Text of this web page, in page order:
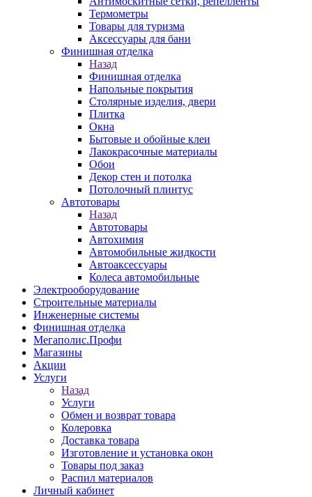
Термометры
Товары для туризма
Аксессуары для бани
Финишная отделка
Назад
Финишная отделка
Напольные покрытия
Столярные изделия, двери
Плитка
Окна
Бытовые и обойные клеи
Лакокрасочные материалы
Обои
Декор стен и потолка
Потолочный плинтус
Автотовары
Назад
Автотовары
Автохимия
Автомобильные жидкости
Автоаксессуары
Колеса автомобильные
Электрооборудование
Строительные материалы
Инженерные системы
Финишная отделка
Мегаполис.Профи
Магазины
Акции
Услуги
Назад
Услуги
Обмен и возврат товара
Колеровка
Доставка товара
Изготовление и установка окон
Товары под заказ
Распил материалов
Личный кабинет